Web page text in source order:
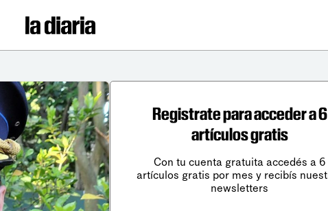
Registrate para acceder a 6
artículos gratis
Con tu cuenta gratuita accedés a 6
artículos gratis por mes y recibís
newsletters